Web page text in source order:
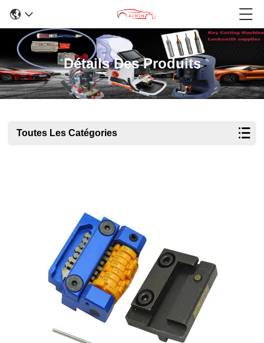
Détails Des Produits
Toutes Les Catégories